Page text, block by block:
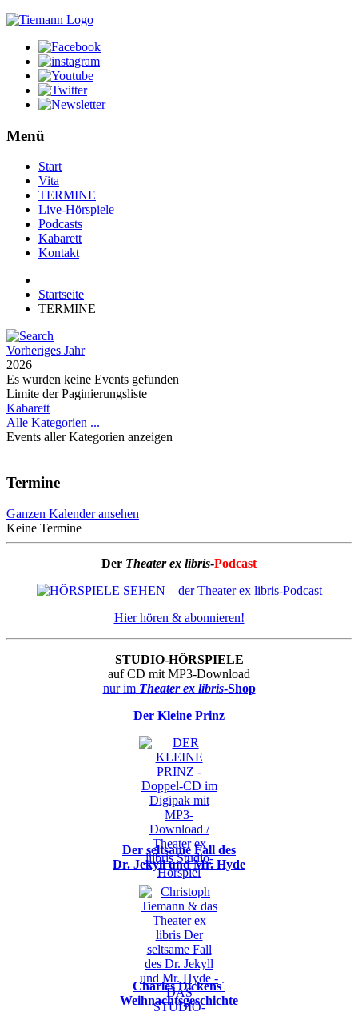
Menü
Start
Vita
TERMINE
Live-Hörspiele
Podcasts
Kabarett
Kontakt
Startseite
TERMINE
Vorheriges Jahr
2026
Es wurden keine Events gefunden
Limite der Paginierungsliste
Kabarett
Alle Kategorien ...
Events aller Kategorien anzeigen
Termine
Ganzen Kalender ansehen
Keine Termine
Der Theater ex libris-Podcast
Hier hören & abonnieren!
STUDIO-HÖRSPIELE
auf CD mit MP3-Download
nur imTheater ex libris-Shop
Der Kleine Prinz
Der seltsame Fall des
Dr. Jekyll und Mr. Hyde
Charles Dickens´
Weihnachtsgeschichte